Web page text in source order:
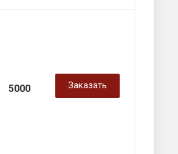
5000 Заказать